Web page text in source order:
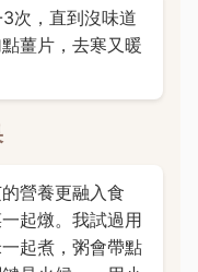
次，直到沒味道
薑片，去寒又暖
營養更融入食
起燉。我試過用
起煮，粥會帶點